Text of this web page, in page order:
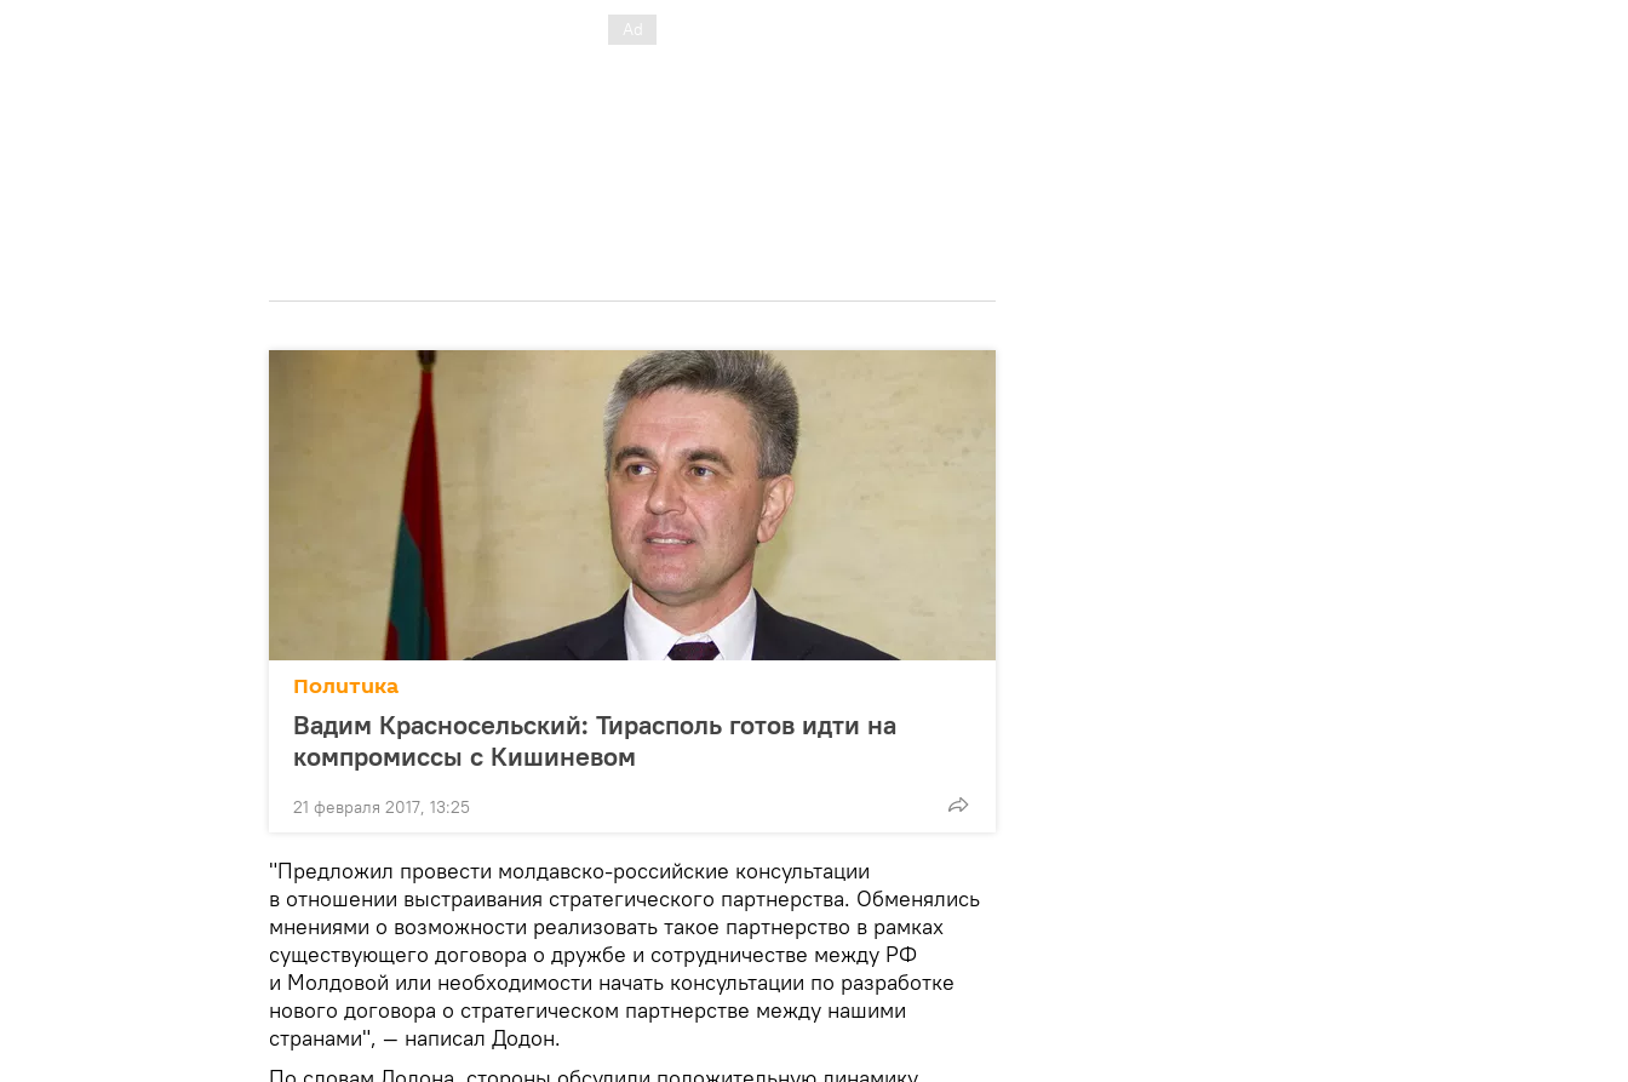
Политика
Вадим Красносельский: Тирасполь готов идти на
компромиссы с Кишиневом
21 февраля 2017, 13:25
"Предложил провести молдавско-российские консультации
в отношении выстраивания стратегического партнерства. Обменялись
мнениями о возможности реализовать такое партнерство в рамках
существующего договора о дружбе и сотрудничестве между РФ
и Молдовой или необходимости начать консультации по разработке
нового договора о стратегическом партнерстве между нашими
странами", — написал Додон.